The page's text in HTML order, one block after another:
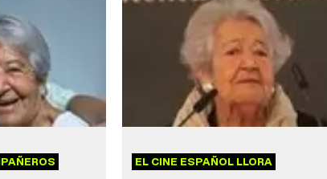
EL CINE ESPAÑOL LLORA